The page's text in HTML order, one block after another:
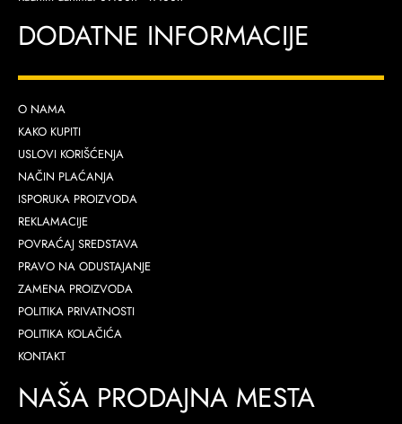
DODATNE INFORMACIJE
O NAMA
KAKO KUPITI
USLOVI KORIŠĆENJA
NAČIN PLAĆANJA
ISPORUKA PROIZVODA
REKLAMACIJE
POVRAĆAJ SREDSTAVA
PRAVO NA ODUSTAJANJE
ZAMENA PROIZVODA
POLITIKA PRIVATNOSTI
POLITIKA KOLAČIĆA
KONTAKT
NAŠA PRODAJNA MESTA